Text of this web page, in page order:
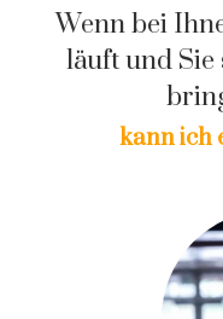
Wenn bei
läuft und
kann ich